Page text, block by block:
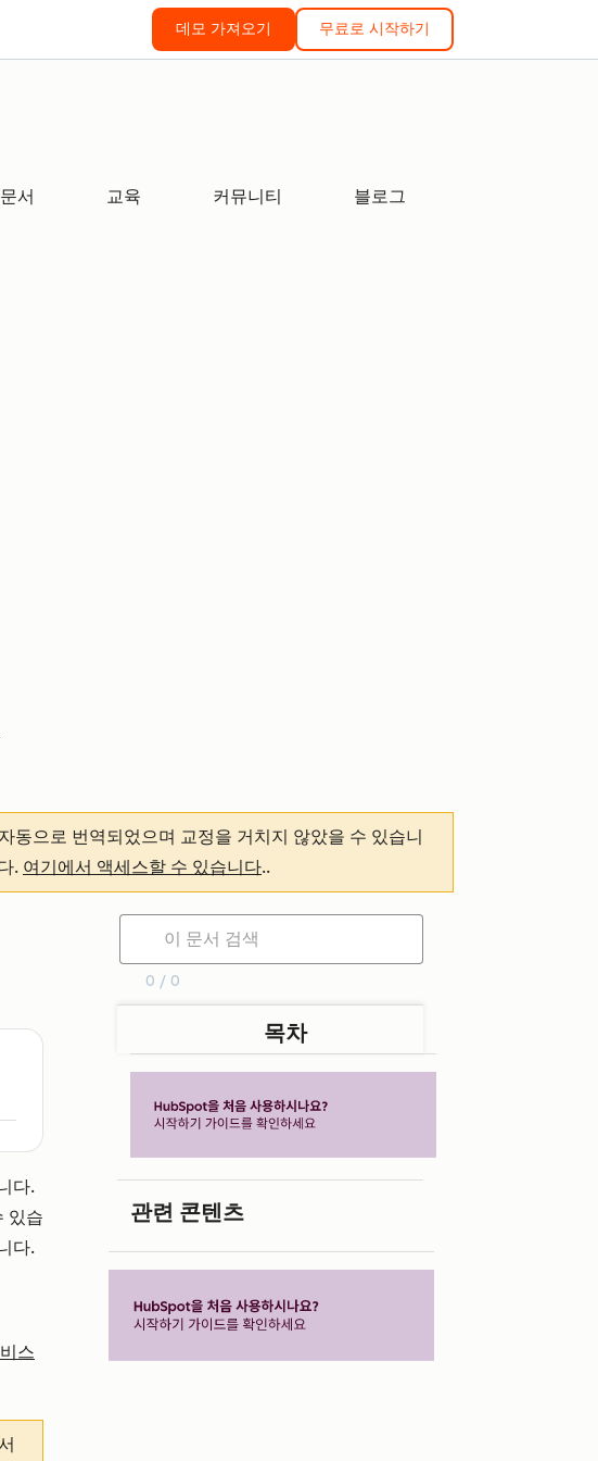
데모 가져오기 무료로 시작하기
문서 교육 커뮤니티 블로그
동으로 번역되었으며 교정을 거치지 않았을 수 있습니
. 여기에서 액세스할 수 있습니다..
다.
있습
다.
스
0 / 0
목차
관련 콘텐츠